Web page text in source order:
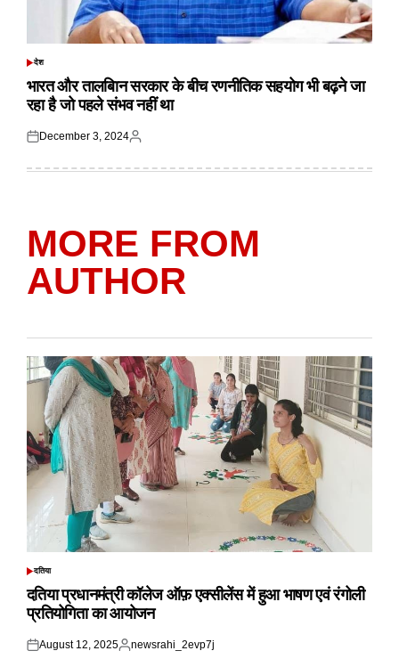
POSTED
देश
भारत और तालबिान सरकार के बीच रणनीतिक सहयोग भी बढ़ने जा
रहा है जो पहले संभव नहीं था
Posted
December 3, 2024
Posted
MORE FROM
AUTHOR
POSTED
दतिया
दतिया प्रधानमंत्री कॉलेज ऑफ़ एक्सीलेंस में हुआ भाषण एवं रंगोली
प्रतियोगिता का आयोजन
Posted
August 12, 2025
Posted
newsrahi_2evp7j